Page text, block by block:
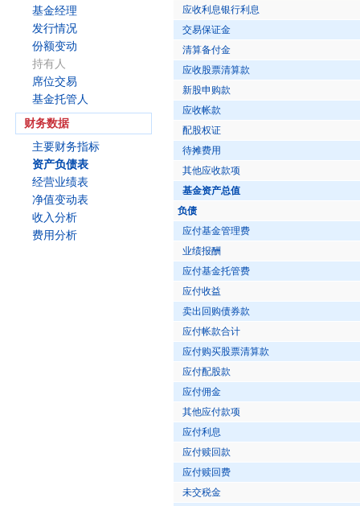
基金经理
发行情况
份额变动
持有人
席位交易
基金托管人
财务数据
主要财务指标
资产负债表
经营业绩表
净值变动表
收入分析
费用分析
应收利息银行利息
交易保证金
清算备付金
应收股票清算款
新股申购款
应收帐款
配股权证
待摊费用
其他应收款项
基金资产总值
负债
应付基金管理费
业绩报酬
应付基金托管费
应付收益
卖出回购债券款
应付帐款合计
应付购买股票清算款
应付配股款
应付佣金
其他应付款项
应付利息
应付赎回款
应付赎回费
未交税金